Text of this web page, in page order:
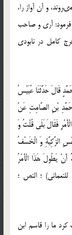
و آن آواز را،
آرى و صاحب
كامل در نابودى
قَالَ حَدَّثَنَا عُبَيْسُ
بْنِ الصَّامِتِ عَنْ
فَقَالَ بَلَى قُلْتُ وَ
الزَّكِيَّةِ وَ الْخَسْفُ
يَطُولَ هَذَا الْأَمْرُ
للنعماني) ؛ النص ؛
ما را قاسم ابن